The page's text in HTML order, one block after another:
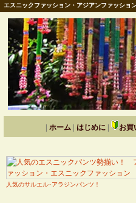
エスニックファッション・アジアンファッショ
ホーム| はじめに| お買
人気のサルエル･アラジンパンツ！